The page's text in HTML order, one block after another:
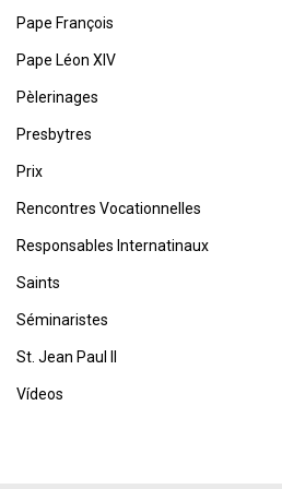
Pape François
Pape Léon XIV
Pèlerinages
Presbytres
Prix
Rencontres Vocationnelles
Responsables Internatinaux
Saints
Séminaristes
St. Jean Paul II
Vídeos